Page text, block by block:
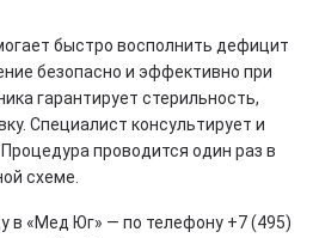
быстро восполнить дефицит
безопасно и эффективно при
гарантирует стерильность,
Специалист консультирует и
проводится один раз в
схеме.
в «Мед Юг» — по телефону +7 (495)